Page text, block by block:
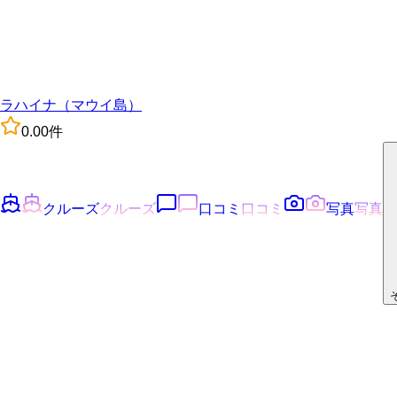
ラハイナ（マウイ島）
0.00件
クルーズクルーズ 口コミ 口コミ 写真写真